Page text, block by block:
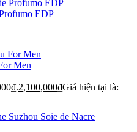
EDP
Men
2,100,000₫Giá hiện tại là: